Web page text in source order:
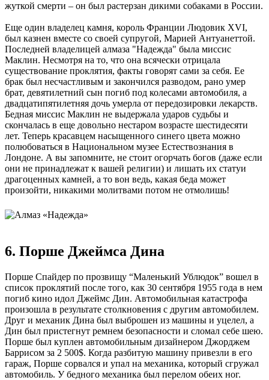
жуткой смерти – он был растерзан дикими собаками в России.
Еще один владелец камня, король Франции Людовик XVI,
был казнен вместе со своей супругой, Марией Антуанеттой.
Последней владелицей алмаза "Надежда" была миссис
Маклин. Несмотря на то, что она всячески отрицала
существование проклятия, факты говорят сами за себя. Ее
брак был несчастливым и закончился разводом, рано умер
брат, девятилетний сын погиб под колесами автомобиля, а
двадцатипятилетняя дочь умерла от передозировки лекарств.
Бедная миссис Маклин не выдержала ударов судьбы и
скончалась в еще довольно нестаром возрасте шестидесяти
лет. Теперь красавцем насыщенного синего цвета можно
полюбоваться в Национальном музее Естествознания в
Лондоне. А вы запомните, не стоит огорчать богов (даже если
они не принадлежат к вашей религии) и лишать их статуи
драгоценных камней, а то вон ведь, какая беда может
произойти, никакими молитвами потом не отмолишь!
6. Порше Джеймса Дина
Порше Спайдер по прозвищу “Маленький Ублюдок” вошел в
список проклятий после того, как 30 сентября 1955 года в нем
погиб кино идол Джеймс Дин. Автомобильная катастрофа
произошла в результате столкновения с другим автомобилем.
Друг и механик Дина был выброшен из машины и уцелел, а
Дин был пристегнут ремнем безопасности и сломал себе шею.
Порше был куплен автомобильным дизайнером Джорджем
Баррисом за 2 500$. Когда разбитую машину привезли в его
гараж, Порше сорвался и упал на механика, который сгружал
автомобиль. У бедного механика был перелом обеих ног.